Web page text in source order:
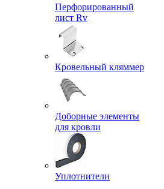
Перфорированный
лист Rv
Кровельный кляммер
Доборные элементы
для кровли
Уплотнители